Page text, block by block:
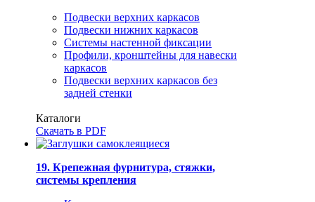
Подвески верхних каркасов
Подвески нижних каркасов
Системы настенной фиксации
Профили, кронштейны для навески
каркасов
Подвески верхних каркасов без
задней стенки
Каталоги
Скачать в PDF
19. Крепежная фурнитура, стяжки,
системы крепления